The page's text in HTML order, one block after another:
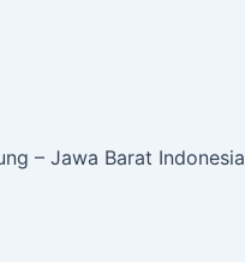
– Jawa Barat Indonesia